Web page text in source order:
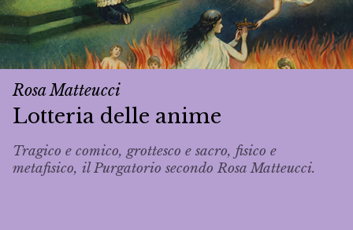
Rosa Matteucci
Lotteria delle anime
Tragico e comico, grottesco e sacro, fisico e
metafisico, il Purgatorio secondo Rosa Matteucci.